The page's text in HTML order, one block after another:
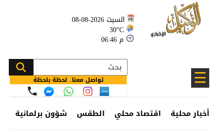
السبت 2026-08-08
30°C
06:46 م
☰ تواصل معنا.. لحظة بلحظة
أخبار محلية اقتصاد محلي الطقس شؤون برلمانية